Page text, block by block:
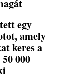
egy
amely
keres a
000